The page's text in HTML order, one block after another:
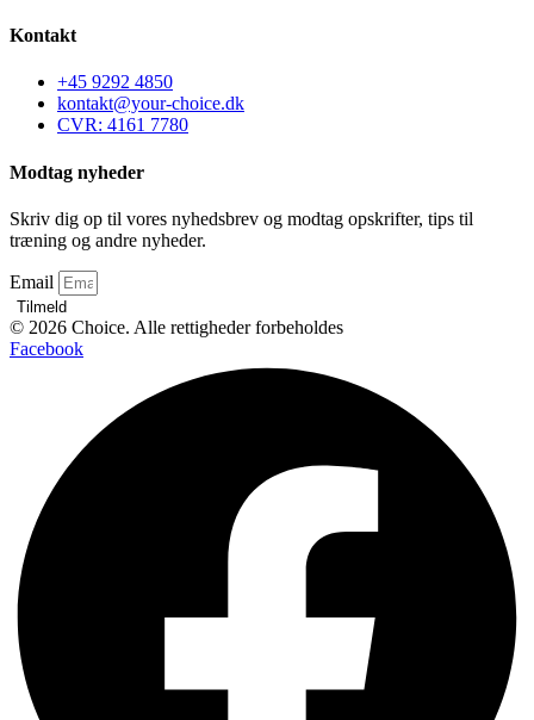
Kontakt
+45 9292 4850
kontakt@your-choice.dk
CVR: 4161 7780
Modtag nyheder
Skriv dig op til vores nyhedsbrev og modtag opskrifter, tips til
træning og andre nyheder.
Email
Tilmeld
© 2026 Choice. Alle rettigheder forbeholdes
Facebook